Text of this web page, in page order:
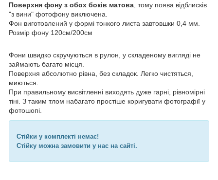
Поверхня фону з обох боків матова , тому поява відблисків
"з вини" фотофону виключена.
Фон виготовлений у формі тонкого листа завтовшки 0,4 мм.
Розмір фону 120см/200см
Фони швидко скручуються в рулон, у складеному вигляді не
займають багато місця.
Поверхня абсолютно рівна, без складок. Легко чистяться,
миються.
При правильному висвітленні виходять дуже гарні, рівномірні
тіні. З таким тлом набагато простіше коригувати фотографії у
фотошопі.
Стійки у комплекті немає!
Стійку можна замовити у нас на сайті.